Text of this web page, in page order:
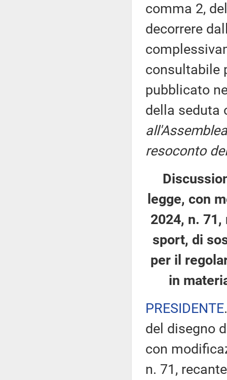
comma 2,
decorrere
consultabile
pubblicato
della seduta
resoconto
legge, con
2024, n.
sport, di
per il
in
PRESIDENTE
del disegno
con
n. 71,